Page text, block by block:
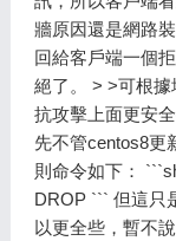
牆原因還是網路
回給客戶端一個
絕了。 > >可根
抗攻擊上面更安
先不管centos8更
則命令如下：
DROP ``` 但這只
以更全些，暫不